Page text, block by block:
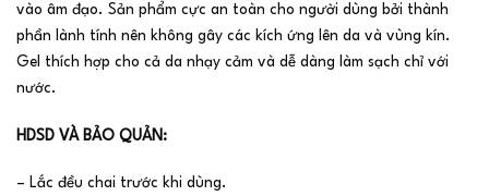
vào âm đạo. Sản phẩm cực an toàn cho người dùng bởi thành
phần lành tính nên không gây các kích ứng lên da và vùng kín.
Gel thích hợp cho cả da nhạy cảm và dễ dàng làm sạch chỉ với
nước.
HDSD VÀ BẢO QUẢN:
– Lắc đều chai trước khi dùng.